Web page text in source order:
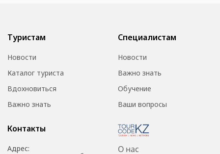
Туристам
Новости
Каталог туриста
Вдохновиться
Важно знать
Специалистам
Новости
Важно знать
Обучение
Ваши вопросы
Контакты
Адрес:
О нас